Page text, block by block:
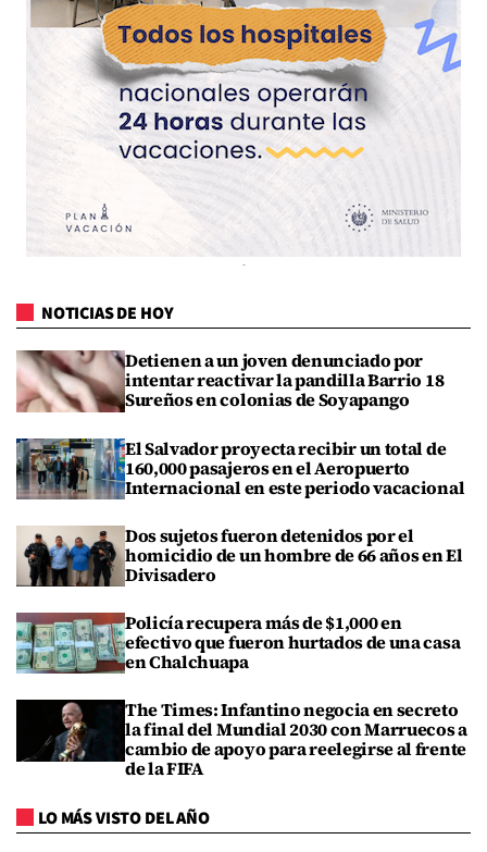
NOTICIAS DE HOY
Detienen a un joven denunciado por
intentar reactivar la pandilla Barrio 18
Sureños en colonias de Soyapango
El Salvador proyecta recibir un total de
160,000 pasajeros en el Aeropuerto
Internacional en este periodo vacacional
Dos sujetos fueron detenidos por el
homicidio de un hombre de 66 años en El
Divisadero
Policía recupera más de $1,000 en
efectivo que fueron hurtados de una casa
en Chalchuapa
The Times: Infantino negocia en secreto
la final del Mundial 2030 con Marruecos a
cambio de apoyo para reelegirse al frente
de la FIFA
LO MÁS VISTO DEL AÑO